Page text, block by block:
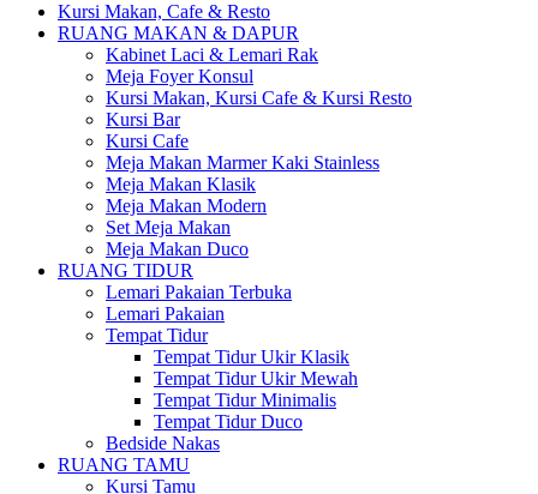
Kursi Makan, Cafe & Resto
RUANG MAKAN & DAPUR
Kabinet Laci & Lemari Rak
Meja Foyer Konsul
Kursi Makan, Kursi Cafe & Kursi Resto
Kursi Bar
Kursi Cafe
Meja Makan Marmer Kaki Stainless
Meja Makan Klasik
Meja Makan Modern
Set Meja Makan
Meja Makan Duco
RUANG TIDUR
Lemari Pakaian Terbuka
Lemari Pakaian
Tempat Tidur
Tempat Tidur Ukir Klasik
Tempat Tidur Ukir Mewah
Tempat Tidur Minimalis
Tempat Tidur Duco
Bedside Nakas
RUANG TAMU
Kursi Tamu